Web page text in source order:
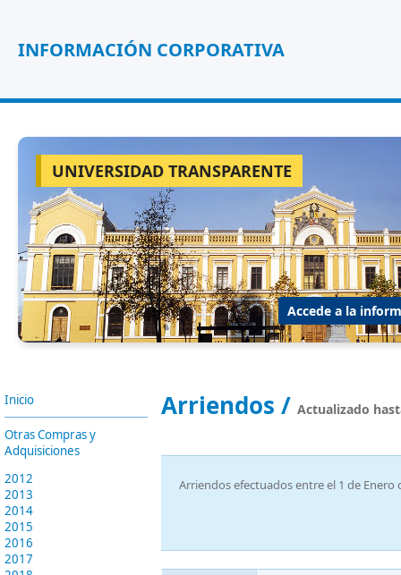
INFORMACIÓN CORPORATIVA
UNIVERSIDAD TRANSPARENTE
Accede a la
Inicio
Otras Compras y
Adquisiciones
2012
2013
2014
2015
2016
2017
Arriendos / Actualizado
Arriendos efectuados entre el 1 de Enero